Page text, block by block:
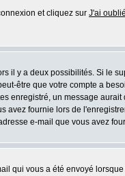
et cliquez sur J'ai
il y a deux possibilités. Si le
être que votre compte a
enregistré, un message
fournie lors de
e-mail que vous avez
qui vous a été envoyé